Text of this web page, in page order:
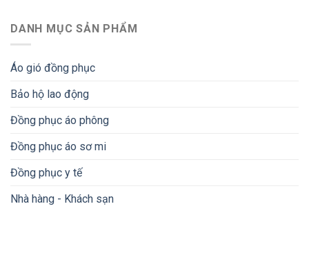
DANH MỤC SẢN PHẨM
Áo gió đồng phục
Bảo hộ lao động
Đồng phục áo phông
Đồng phục áo sơ mi
Đồng phục y tế
Nhà hàng - Khách sạn